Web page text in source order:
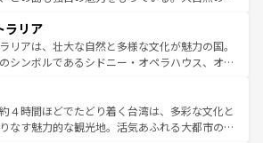
オーリンズでは、音楽と美食が融合した独特の
。旅行者はアメリカの各地域で異なる魅力を楽
、その多様性と豊かな歴史を感じることができ
旅のスタイルだ。 なお、新着のアメリカ
テンツ一覧を参照してほしい。
逃せない。また、定番の観光地といえばオアフ
かな自然を求めるならマウイ島やカウアイ島が
エメラルドグリーンに輝く海をはじめ、豊かな
なしの心で訪れる人々を迎えてくれるハワイの
しいローカルフードやハワイアンミュージッ
なフラダンスなど、すべてがハワイの魅力を彩
ラリア
リアは、壮大な自然と多様な文化が魅力の国。
シンボルであるシドニー・オペラハウス、オー
や大陸中央部にそびえるウルル（エアーズロッ
マニアの美しい原生林やケアンズの熱帯雨林な
ろがたくさん。また、カフェやワイン、オージ
４時間ほどでたどり着く台湾は、多彩な文化と
なす魅力的な観光地。活気あふれる大都市の台